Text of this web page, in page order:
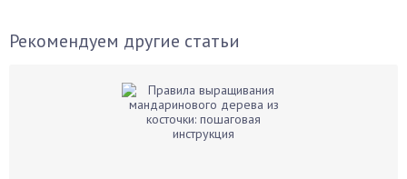
Рекомендуем другие статьи